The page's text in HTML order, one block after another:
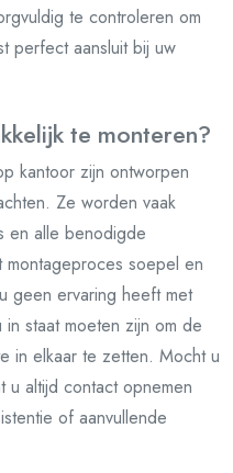
te controleren om
perfect aansluit bij uw
te monteren?
kantoor zijn ontworpen
Ze worden vaak
en alle benodigde
montageproces soepel en
geen ervaring heeft met
staat moeten zijn om de
in elkaar te zetten. Mocht u
altijd contact opnemen
of aanvullende